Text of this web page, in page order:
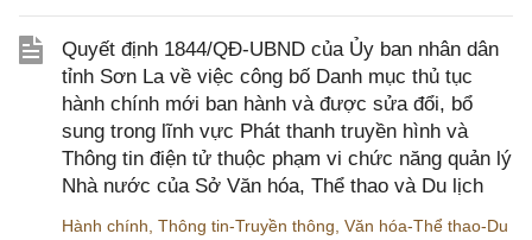
Quyết định 1844/QĐ-UBND của Ủy ban nhân dân
tỉnh Sơn La về việc công bố Danh mục thủ tục
hành chính mới ban hành và được sửa đổi, bổ
sung trong lĩnh vực Phát thanh truyền hình và
Thông tin điện tử thuộc phạm vi chức năng quản lý
Nhà nước của Sở Văn hóa, Thể thao và Du lịch
Hành chính Thông tin-Truyền thông Văn hóa-Thể thao-Du